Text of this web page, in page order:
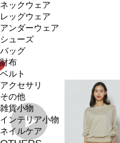
ネックウェア
レッグウェア
アンダーウェア
シューズ
バッグ
財布
ベルト
アクセサリ
その他
雑貨小物
インテリア小物
ネイルケア